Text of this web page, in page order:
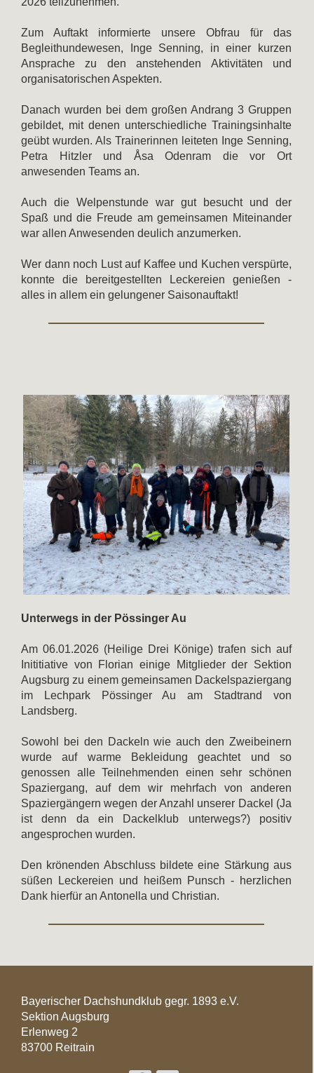
Zum Auftakt informierte unsere Obfrau für das
Begleithundewesen, Inge Senning, in einer kurzen
Ansprache zu den anstehenden Aktivitäten und
organisatorischen Aspekten.
Danach wurden bei dem großen Andrang 3 Gruppen
gebildet, mit denen unterschiedliche Trainingsinhalte
geübt wurden. Als Trainerinnen leiteten Inge Senning,
Petra Hitzler und Åsa Odenram die vor Ort
anwesenden Teams an.
Auch die Welpenstunde war gut besucht und der
Spaß und die Freude am gemeinsamen Miteinander
war allen Anwesenden deulich anzumerken.
Wer dann noch Lust auf Kaffee und Kuchen verspürte,
konnte die bereitgestellten Leckereien genießen -
alles in allem ein gelungener Saisonauftakt!
Unterwegs in der Pössinger Au
Am 06.01.2026 (Heilige Drei Könige) trafen sich auf
Inititiative von Florian einige Mitglieder der Sektion
Augsburg zu einem gemeinsamen Dackelspaziergang
im Lechpark Pössinger Au am Stadtrand von
Landsberg.
Sowohl bei den Dackeln wie auch den Zweibeinern
wurde auf warme Bekleidung geachtet und so
genossen alle Teilnehmenden einen sehr schönen
Spaziergang, auf dem wir mehrfach von anderen
Spaziergängern wegen der Anzahl unserer Dackel (Ja
ist denn da ein Dackelklub unterwegs?) positiv
angesprochen wurden.
Den krönenden Abschluss bildete eine Stärkung aus
süßen Leckereien und heißem Punsch - herzlichen
Dank hierfür an Antonella und Christian.
Bayerischer Dachshundklub gegr. 1893 e.V.
Sektion Augsburg
Erlenweg 2
83700 Reitrain